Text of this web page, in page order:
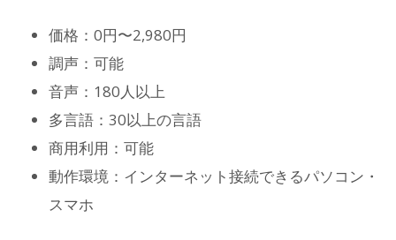
価格：0円〜2,980円
調声：可能
音声：180人以上
多言語：30以上の言語
商用利用：可能
動作環境：インターネット接続できるパソコン・
スマホ